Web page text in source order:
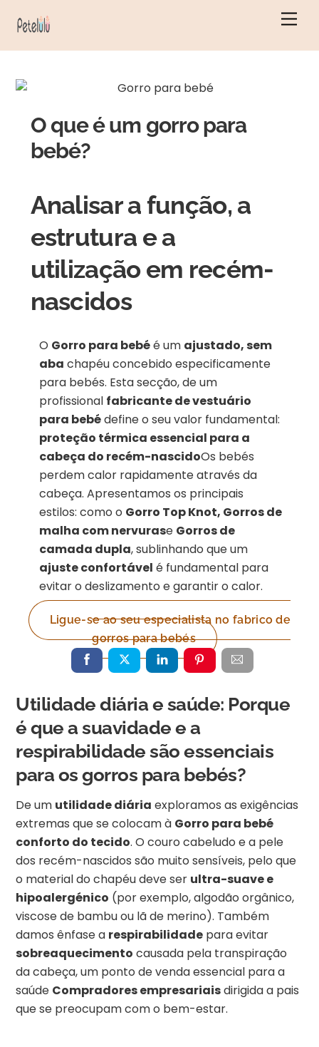
para
O que é um gorro para
bebé?
Analisar a função, a
estrutura e a
utilização em recém-
nascidos
O Gorro para bebéé um ajustado, sem
aba chapéu concebido especificamente
para bebés. Esta secção, de um
profissional fabricante de vestuário
para bebédefine o seu valor fundamental:
proteção térmica essencial para a
cabeça do recém-nascidoOs bebés
perdem calor rapidamente através da
cabeça. Apresentamos os principais
estilos: como o Gorro Top Knot, Gorros de
malha com nervurase Gorros de
camada dupla, sublinhando que um
ajuste confortável é fundamental para
evitar o deslizamento e garantir o calor.
Ligue-se ao seu especialista no fabrico de
gorros para bebés
Utilidade diária e saúde: Porque
é que a suavidade e a
respirabilidade são essenciais
para os gorros para bebés?
De um utilidade diária exploramos as exigências
extremas que se colocam à Gorro para bebé
conforto do tecido. O couro cabeludo e a pele
dos recém-nascidos são muito sensíveis, pelo que
o material do chapéu deve ser ultra-suave e
hipoalergénico (por exemplo, algodão orgânico,
viscose de bambu ou lã de merino). Também
damos ênfase a respirabilidade para evitar
sobreaquecimento causada pela transpiração
da cabeça, um ponto de venda essencial para a
saúde Compradores empresariaisdirigida a pais
que se preocupam com o bem-estar.